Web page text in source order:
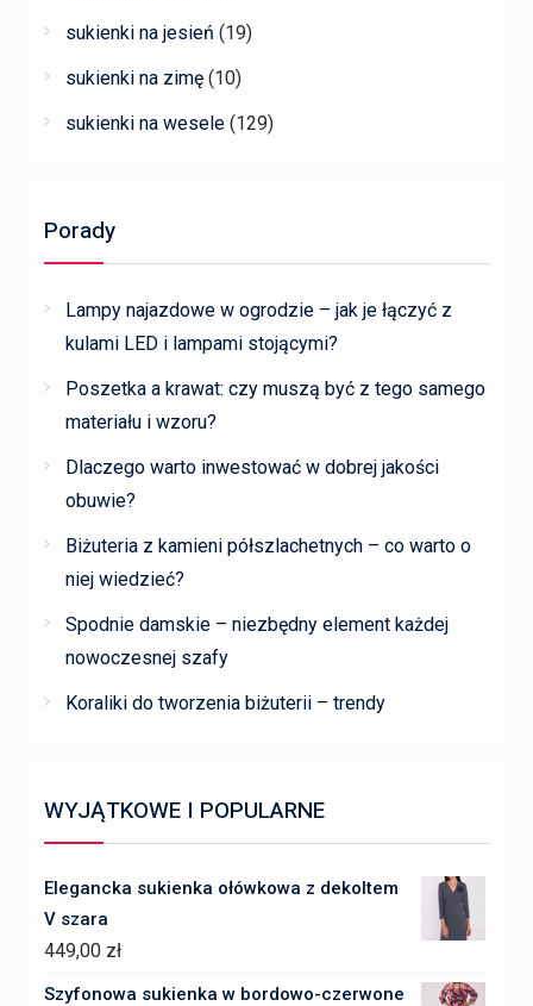
sukienki na jesień (19)
sukienki na zimę (10)
sukienki na wesele (129)
Porady
Lampy najazdowe w ogrodzie – jak je łączyć z
kulami LED i lampami stojącymi?
Poszetka a krawat: czy muszą być z tego samego
materiału i wzoru?
Dlaczego warto inwestować w dobrej jakości
obuwie?
Biżuteria z kamieni półszlachetnych – co warto o
niej wiedzieć?
Spodnie damskie – niezbędny element każdej
nowoczesnej szafy
Koraliki do tworzenia biżuterii – trendy
WYJĄTKOWE I POPULARNE
Elegancka sukienka ołówkowa z dekoltem
V szara
449,00 zł
Szyfonowa sukienka w bordowo-czerwone